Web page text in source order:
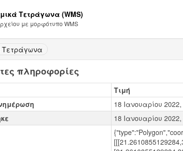
Τετράγωνα (WMS)
με μορφότυπο WMS
Τετράγωνα
πληροφορίες
Τιμή
18 Ιανουαρίου
18 Ιανουαρίου